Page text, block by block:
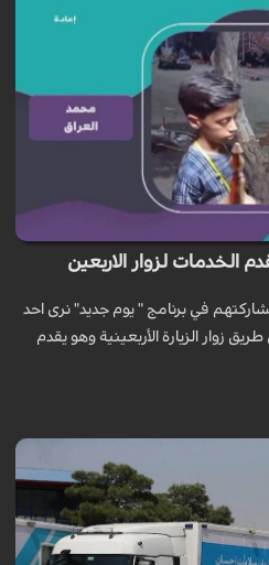
لزوار الاربعين
في برنامج " يوم جديد" نرى احد
زوار الزيارة الأربعينية وهو يقدم